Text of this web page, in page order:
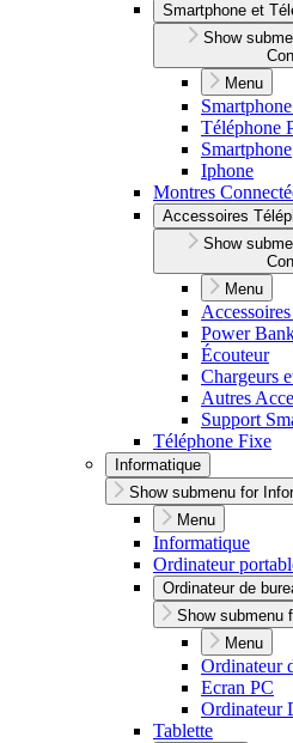
Smartphone et
Show
Menu
Téléphone
Smartphone
Iphone
Montres
Accessoires
Show
Menu
Power
Écouteur
Chargeurs
Autres
Support
Téléphone Fixe
Informatique
Show submenu for
Menu
Informatique
Ordinateur
Ordinateur de
Show submenu
Menu
Ordinateur
Ecran PC
Ordinateur
Tablette